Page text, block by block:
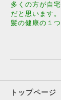
多くの方が自
だと思います。
髪の健康の１
トップページ